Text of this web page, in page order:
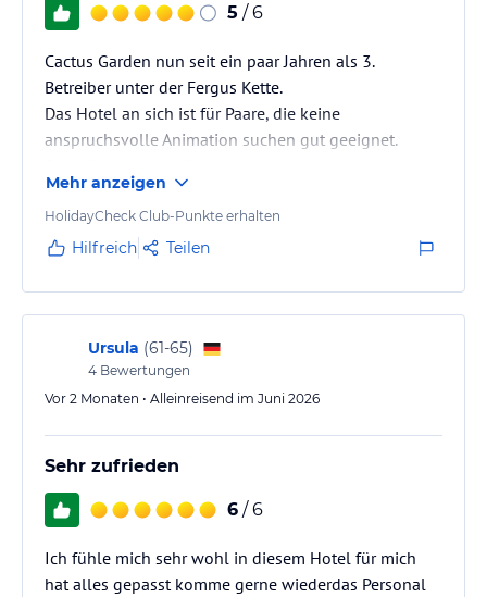
5 / 6
Cactus Garden nun seit ein paar Jahren als 3.
Betreiber unter der Fergus Kette.
Das Hotel an sich ist für Paare, die keine
anspruchsvolle Animation suchen gut geeignet.
Sitzgelegenheiten an der Bar sind für die Anzahl der
Gäste begrenzt. Was positiv ist, sind die großen
Zimmer und die stets bemühten Servicekräfte.
Mehr anzeigen
HolidayCheck Club-Punkte erhalten
Hilfreich Teilen
Ursula (61-65)
4 Bewertungen
Vor 2 Monaten • Alleinreisend im Juni 2026
Sehr zufrieden
6 / 6
Ich fühle mich sehr wohl in diesem Hotel für mich
hat alles gepasst komme gerne wiederdas Personal